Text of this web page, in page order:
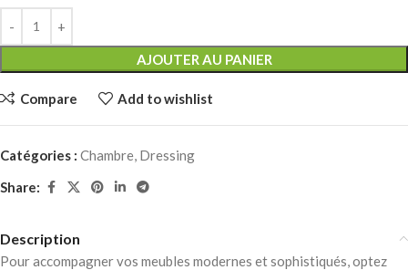
AJOUTER AU PANIER
Compare Add to wishlist
Catégories : Chambre, Dressing
Share:
Description
Pour accompagner vos meubles modernes et sophistiqués, optez